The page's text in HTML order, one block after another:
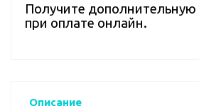
Получите дополнительную
при оплате онлайн.
Описание